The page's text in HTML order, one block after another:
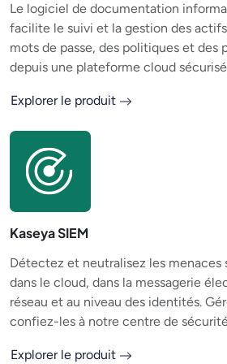
Le logiciel de documentation
facilite le suivi et la gestion des
mots de passe, des politiques et des
depuis une plateforme cloud
Explorer le produit
Kaseya SIEM
Détectez et neutralisez les menaces
dans le cloud, dans la messagerie
réseau et au niveau des identités.
confiez-les à notre centre de
Explorer le produit